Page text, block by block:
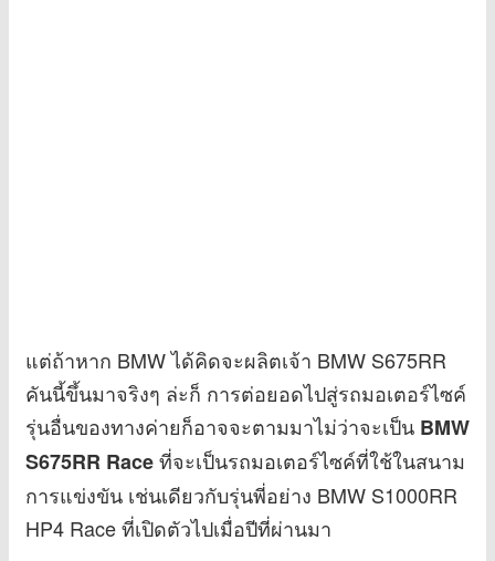
แต่ถ้าหาก BMW ได้คิดจะผลิตเจ้า BMW S675RR
คันนี้ขึ้นมาจริงๆ ล่ะก็ การต่อยอดไปสู่รถมอเตอร์ไซค์
รุ่นอื่นของทางค่ายก็อาจจะตามมาไม่ว่าจะเป็น BMW
S675RR Raceที่จะเป็นรถมอเตอร์ไซค์ที่ใช้ในสนาม
การแข่งขัน เช่นเดียวกับรุ่นพี่อย่าง BMW S1000RR
HP4 Race ที่เปิดตัวไปเมื่อปีที่ผ่านมา